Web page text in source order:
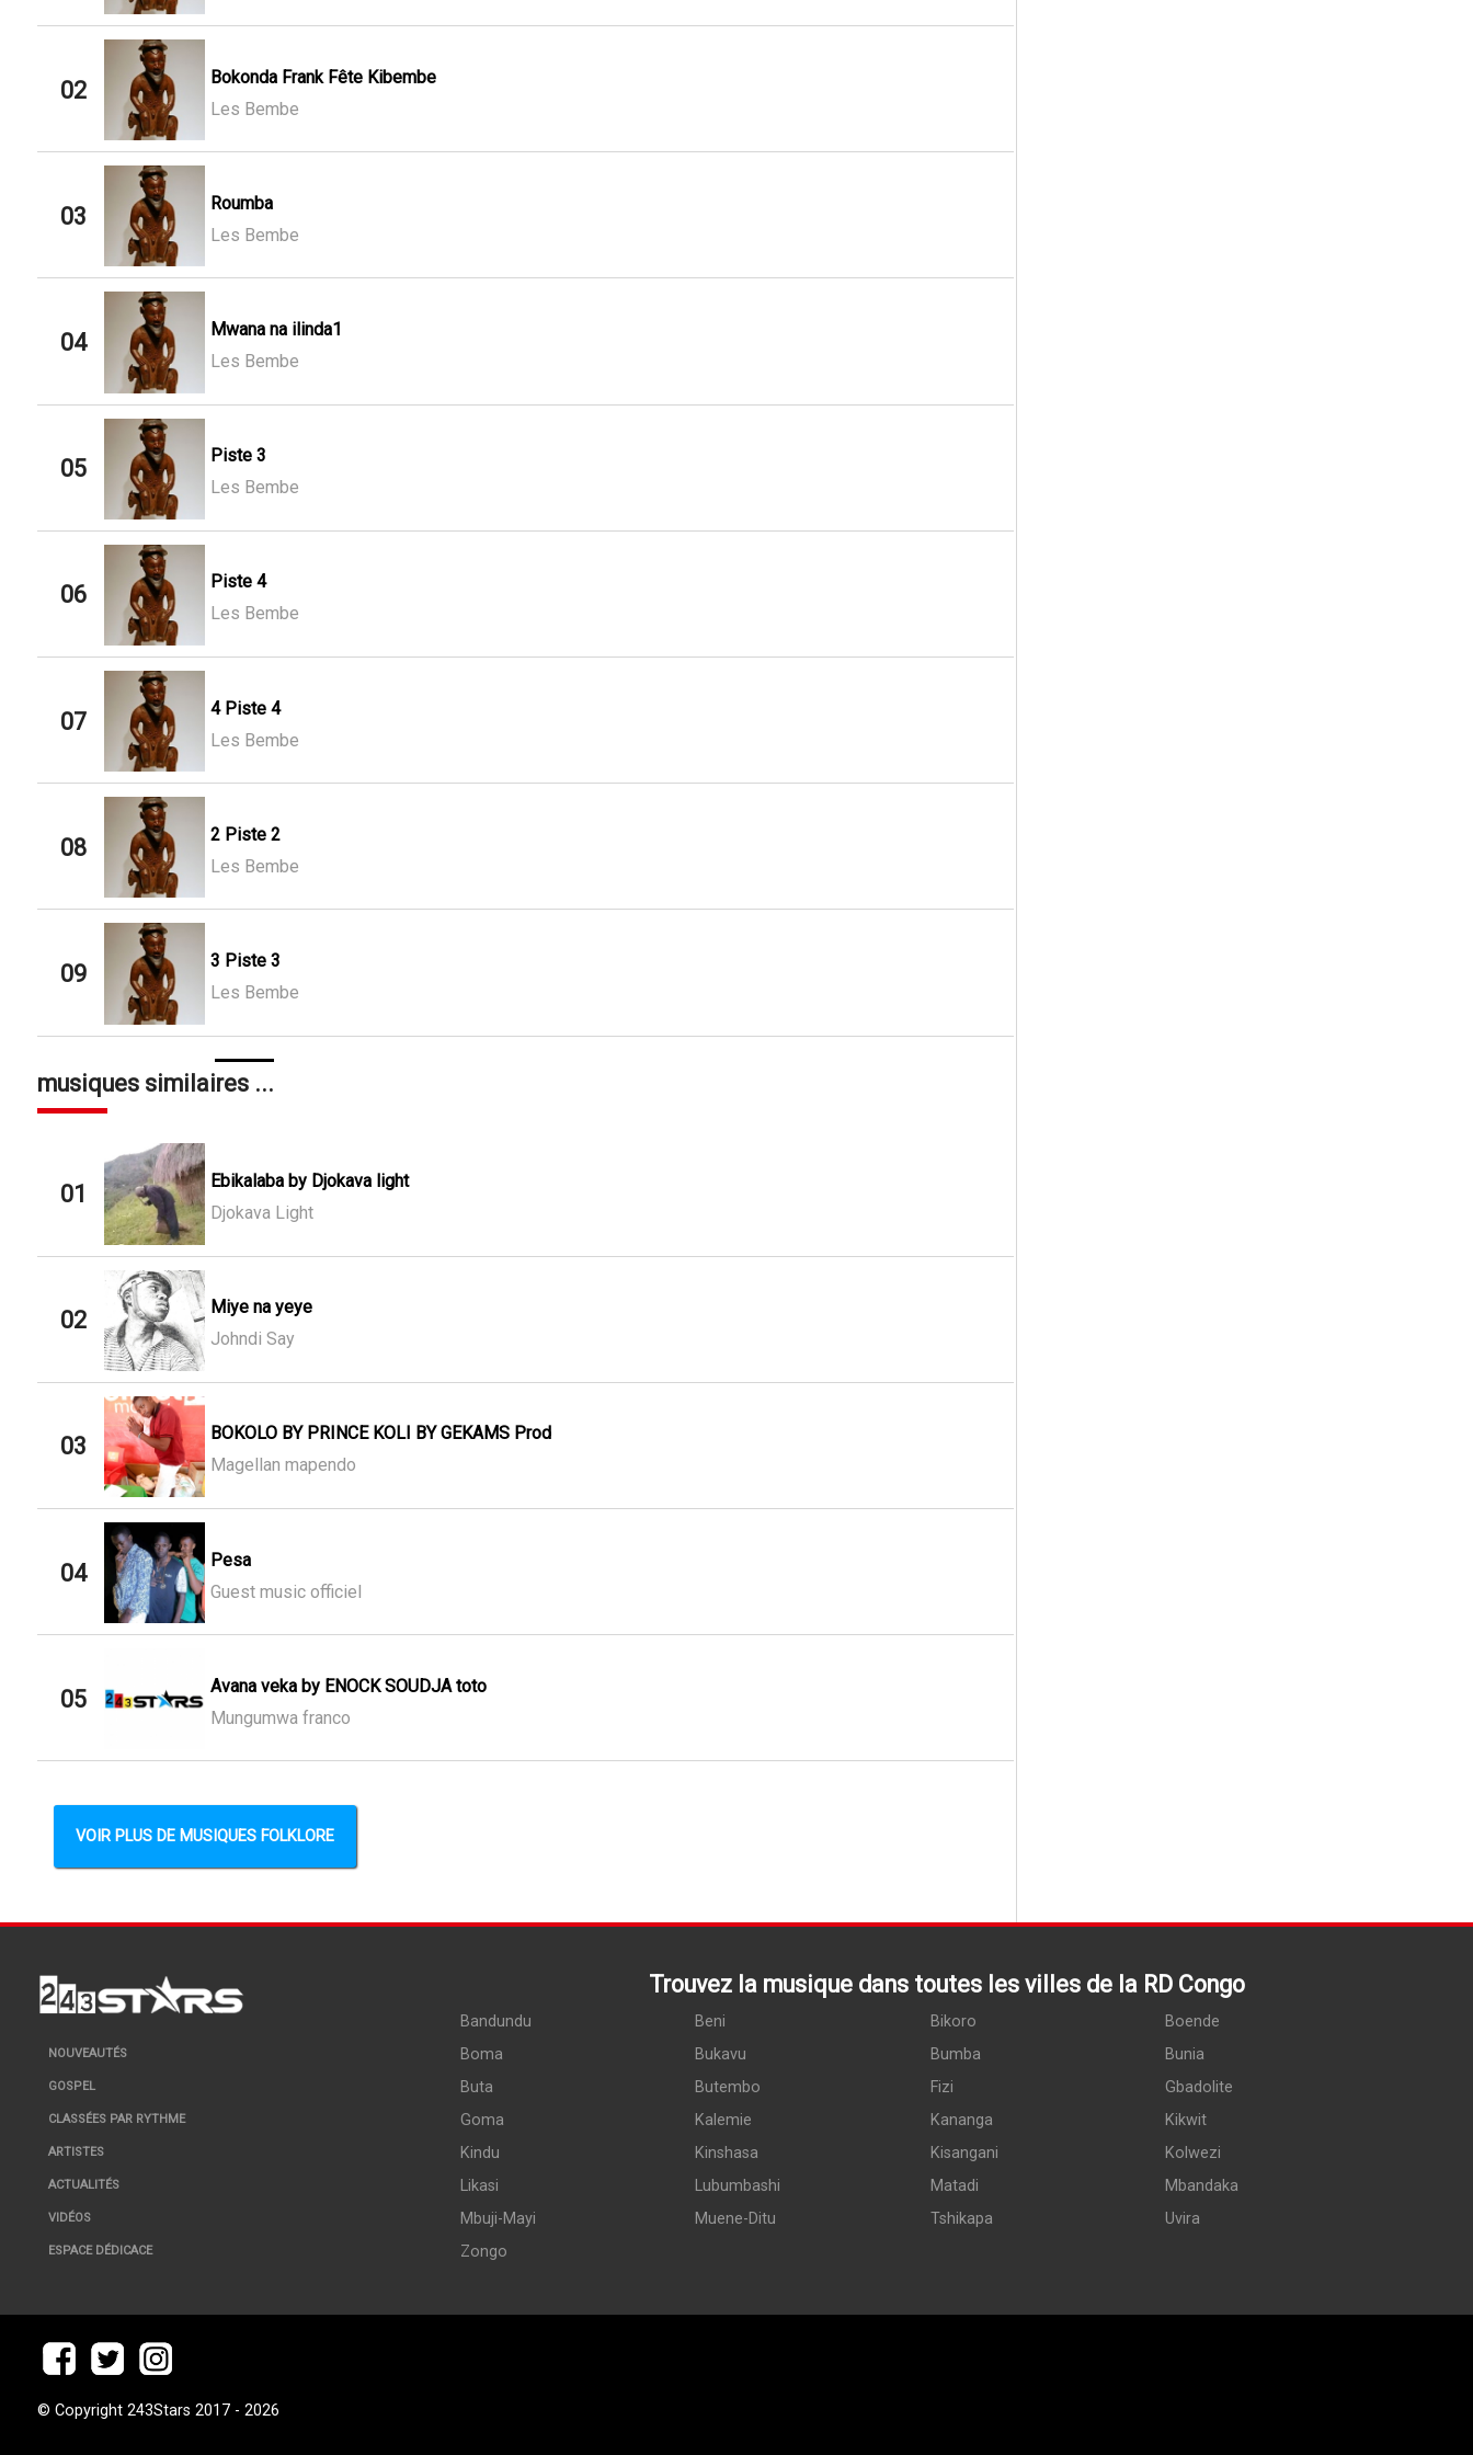
02
Bokonda Frank Fête Kibembe
Les Bembe
03
Roumba
Les Bembe
04
Mwana na ilinda1
Les Bembe
05
Piste 3
Les Bembe
06
Piste 4
Les Bembe
07
4 Piste 4
Les Bembe
08
2 Piste 2
Les Bembe
09
3 Piste 3
Les Bembe
musiques similaires ...
01
Ebikalaba by Djokava light
Djokava Light
02
Miye na yeye
Johndi Say
03
BOKOLO BY PRINCE KOLI BY GEKAMS Prod
Magellan mapendo
04
Pesa
Guest music officiel
05
Avana veka by ENOCK SOUDJA toto
Mungumwa franco
VOIR PLUS DE MUSIQUES FOLKLORE
NOUVEAUTÉS
GOSPEL
CLASSÉES PAR RYTHME
ARTISTES
ACTUALITÉS
VIDÉOS
ESPACE DÉDICACE
Trouvez la musique dans toutes les villes de la RD Congo
Bandundu Beni Bikoro
Boende
Boma
Bukavu Bumba
Bunia
Buta
Butembo Fizi
Gbadolite
Goma
Kalemie Kananga
Kikwit
Kindu
Kinshasa Kisangani
Kolwezi
Likasi
Lubumbashi Matadi
Mbandaka
Mbuji-Mayi
Muene-Ditu Tshikapa
Uvira
Zongo
© Copyright 243Stars 2017 - 2026